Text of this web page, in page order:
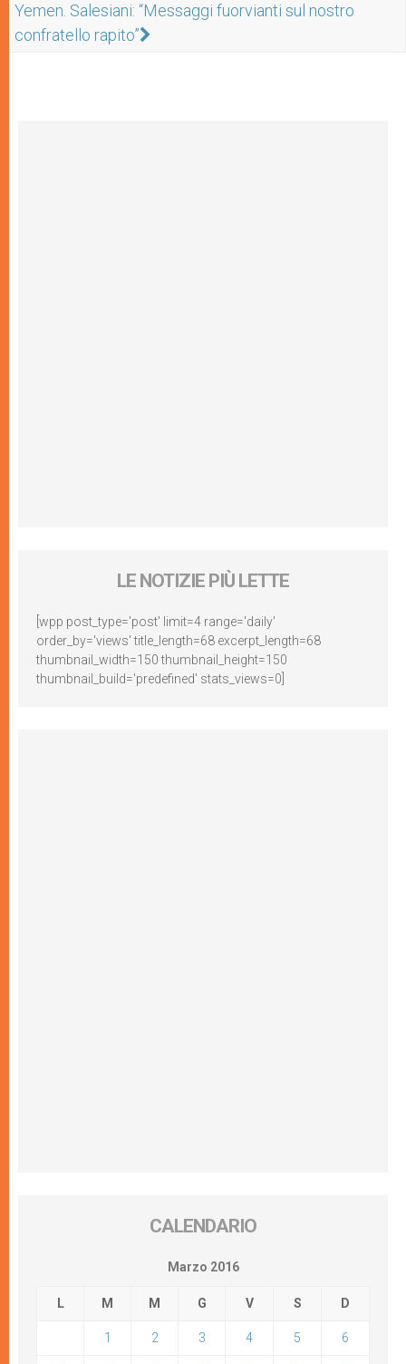
Yemen. Salesiani: “Messaggi fuorvianti sul nostro
confratello rapito”
LE NOTIZIE PIÙ LETTE
[wpp post_type='post' limit=4 range='daily'
order_by='views' title_length=68 excerpt_length=68
thumbnail_width=150 thumbnail_height=150
thumbnail_build='predefined' stats_views=0]
CALENDARIO
Marzo 2016
L M M G V S D
1 2 3 4 5 6